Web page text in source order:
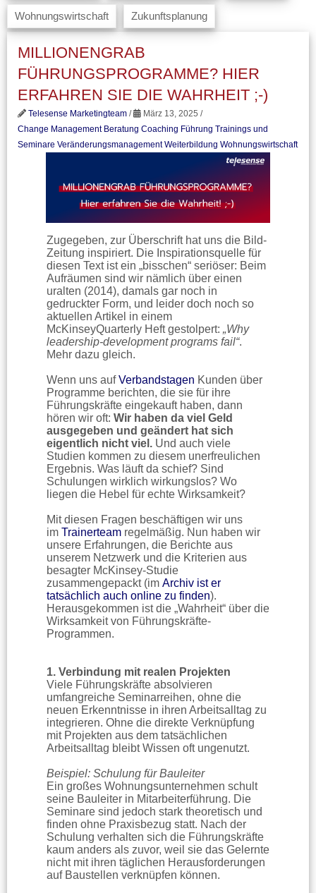
Wohnungswirtschaft Zukunftsplanung
MILLIONENGRAB
FÜHRUNGSPROGRAMME? HIER
ERFAHREN SIE DIE WAHRHEIT ;-)
Telesense Marketingteam /
März 13, 2025 /
Change Management Beratung Coaching Führung Trainings und
Seminare Veränderungsmanagement Weiterbildung Wohnungswirtschaft
Zugegeben, zur Überschrift hat uns die Bild-
Zeitung inspiriert. Die Inspirationsquelle für
diesen Text ist ein „bisschen“ seriöser: Beim
Aufräumen sind wir nämlich über einen
uralten (2014), damals gar noch in
gedruckter Form, und leider doch noch so
aktuellen Artikel in einem
McKinseyQuarterly Heft gestolpert: „Why
leadership-development programs fail“.
Mehr dazu gleich.
Wenn uns aufVerbandstagen Kunden über
Programme berichten, die sie für ihre
Führungskräfte eingekauft haben, dann
hören wir oft: Wir haben da viel Geld
ausgegeben und geändert hat sich
eigentlich nicht viel. Und auch viele
Studien kommen zu diesem unerfreulichen
Ergebnis. Was läuft da schief? Sind
Schulungen wirklich wirkungslos? Wo
liegen die Hebel für echte Wirksamkeit?
Mit diesen Fragen beschäftigen wir uns
im Trainerteam regelmäßig. Nun haben wir
unsere Erfahrungen, die Berichte aus
unserem Netzwerk und die Kriterien aus
besagter McKinsey-Studie
zusammengepackt (im Archiv ist er
tatsächlich auch online zu finden).
Herausgekommen ist die „Wahrheit“ über die
Wirksamkeit von Führungskräfte-
Programmen.
1. Verbindung mit realen Projekten
Viele Führungskräfte absolvieren
umfangreiche Seminarreihen, ohne die
neuen Erkenntnisse in ihren Arbeitsalltag zu
integrieren. Ohne die direkte Verknüpfung
mit Projekten aus dem tatsächlichen
Arbeitsalltag bleibt Wissen oft ungenutzt.
Beispiel: Schulung für Bauleiter
Ein großes Wohnungsunternehmen schult
seine Bauleiter in Mitarbeiterführung. Die
Seminare sind jedoch stark theoretisch und
finden ohne Praxisbezug statt. Nach der
Schulung verhalten sich die Führungskräfte
kaum anders als zuvor, weil sie das Gelernte
nicht mit ihren täglichen Herausforderungen
auf Baustellen verknüpfen können.